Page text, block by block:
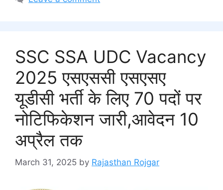
SSC SSA UDC Vacancy
2025 एसएससी एसएसए
यूडीसी भर्ती के लिए 70 पदों पर
नोटिफिकेशन जारी,आवेदन 10
अप्रैल तक
March 31, 2025 by Rajasthan Rojgar